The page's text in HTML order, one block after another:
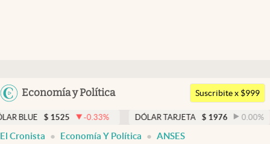
Argentina
Economía y Política
Members
Economía y Política
Finanzas y Mercados
Suscribite x $999
-0.33 % DÓLAR TARJETA $ 1976 0.00% DÓLAR
El Cronista Economía Y Política ANSES